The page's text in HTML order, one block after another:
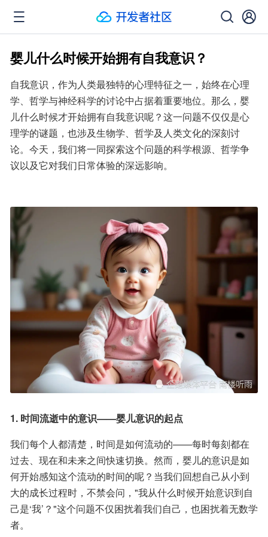
婴儿什么时候开始拥有自我意识？
自我意识，作为人类最独特的心理特征之一，始终在心理
学、哲学与神经科学的讨论中占据着重要地位。那么，婴
儿什么时候才开始拥有自我意识呢？这一问题不仅仅是心
理学的谜题，也涉及生物学、哲学及人类文化的深刻讨
论。今天，我们将一同探索这个问题的科学根源、哲学争
议以及它对我们日常体验的深远影响。
1. 时间流逝中的意识——婴儿意识的起点
我们每个人都清楚，时间是如何流动的——每时每刻都在
过去、现在和未来之间快速切换。然而，婴儿的意识是如
何开始感知这个流动的时间的呢？当我们回想自己从小到
大的成长过程时，不禁会问，"我从什么时候开始意识到自
己是‘我’？"这个问题不仅困扰着我们自己，也困扰着无数学
者。